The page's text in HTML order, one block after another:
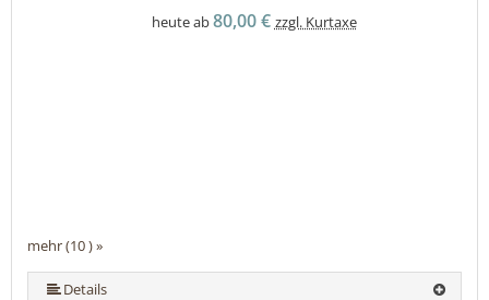
mehr (10 ) »
mehr (10 ) »
mehr (10 ) »
mehr (10 ) »
mehr (10 ) »
mehr (10 ) »
mehr (10 ) »
heute ab80,00 € zzgl. Kurtaxe
Details